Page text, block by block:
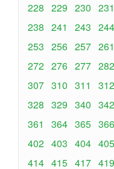
228 229 230 231
238 241 243 244
253 256 257 261
272 276 277 282
307 310 311 312
328 329 340 342
361
364 365 366
402 403 404 405
414 415 417 419